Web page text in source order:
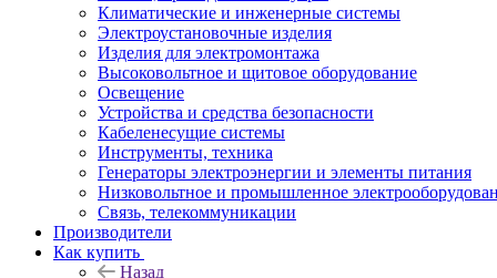
Климатические и инженерные системы
Электроустановочные изделия
Изделия для электромонтажа
Высоковольтное и щитовое оборудование
Освещение
Устройства и средства безопасности
Кабеленесущие системы
Инструменты, техника
Генераторы электроэнергии и элементы питания
Низковольтное и промышленное
Связь, телекоммуникации
Производители
Как купить
Назад